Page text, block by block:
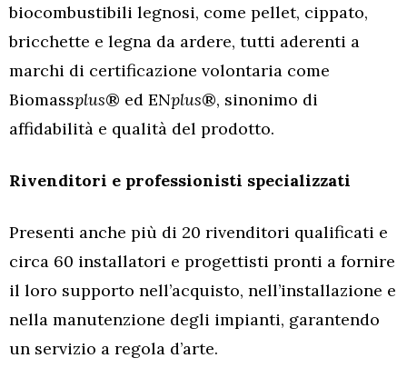
biocombustibili legnosi, come pellet, cippato,
bricchette e legna da ardere, tutti aderenti a
marchi di certificazione volontaria come
Biomassplus® ed ENplus®, sinonimo di
affidabilità e qualità del prodotto.
Rivenditori e professionisti specializzati
Presenti anche più di 20 rivenditori qualificati e
circa 60 installatori e progettisti pronti a fornire
il loro supporto nell’acquisto, nell’installazione e
nella manutenzione degli impianti, garantendo
un servizio a regola d’arte.